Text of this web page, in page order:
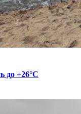
до +26°C